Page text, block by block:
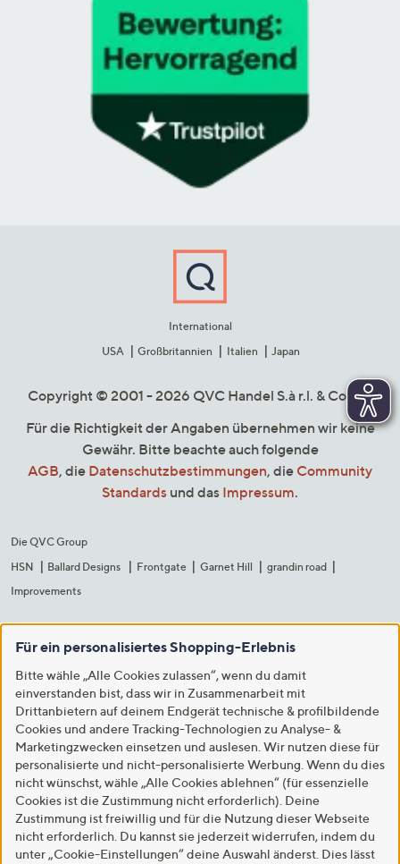
International
USA
Großbritannien Italien Japan
Copyright © 2001 - 2026 QVC Handel S.à r.l. & Co. KG
Für die Richtigkeit der Angaben übernehmen wir keine
Gewähr. Bitte beachte auch folgende
AGB, die Datenschutzbestimmungen, die Community
Standards und das Impressum.
Die QVC Group
HSN
Ballard Designs Frontgate Garnet Hill
grandin road
Improvements
Für ein personalisiertes Shopping-Erlebnis
Bitte wähle „Alle Cookies zulassen“, wenn du damit
einverstanden bist, dass wir in Zusammenarbeit mit
Drittanbietern auf deinem Endgerät technische & profilbildende
Cookies und andere Tracking-Technologien zu Analyse- &
Marketingzwecken einsetzen und auslesen. Wir nutzen diese für
personalisierte und nicht-personalisierte Werbung. Wenn du dies
nicht wünschst, wähle „Alle Cookies ablehnen“ (für essenzielle
Cookies ist die Zustimmung nicht erforderlich). Deine
Zustimmung ist freiwillig und für die Nutzung dieser Webseite
nicht erforderlich. Du kannst sie jederzeit widerrufen, indem du
unter „Cookie-Einstellungen“ deine Auswahl änderst. Dies lässt